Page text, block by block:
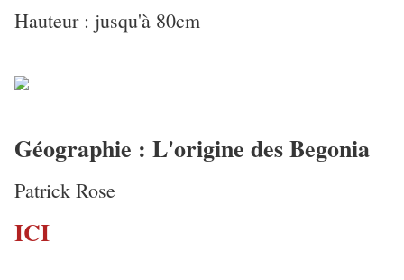
Hauteur : jusqu'à 80cm
Géographie : L'origine des Begonia
Patrick Rose
ICI